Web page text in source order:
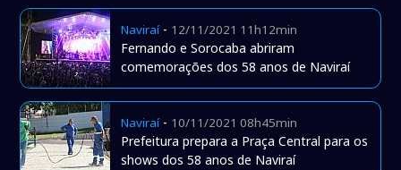
Naviraí- 12/11/2021 11h12min
Fernando e Sorocaba abriram
comemorações dos 58 anos de Naviraí
Naviraí- 10/11/2021 08h45min
Prefeitura prepara a Praça Central para os
shows dos 58 anos de Naviraí